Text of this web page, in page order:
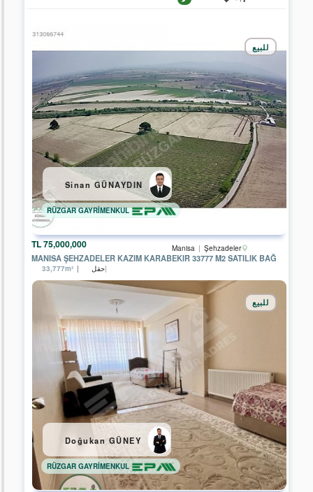
/
منطقة
Afyonkarahisar
Ankara
Antalya
Aydın
Mersin
Istanbul
Nevşehir
Tekirdağ
Van
Bayburt
75,000,000 TL Manisa Şehzadeler
MANISA ŞEHZADELER KAZIM KARABEKIR 33777 M2 SATILIK BAĞ
للبيع
حقل 33,777m²
RÜZGAR GAYRİMENKUL
Sinan GÜNAYDIN
للبيع
Doğukan GÜNEY